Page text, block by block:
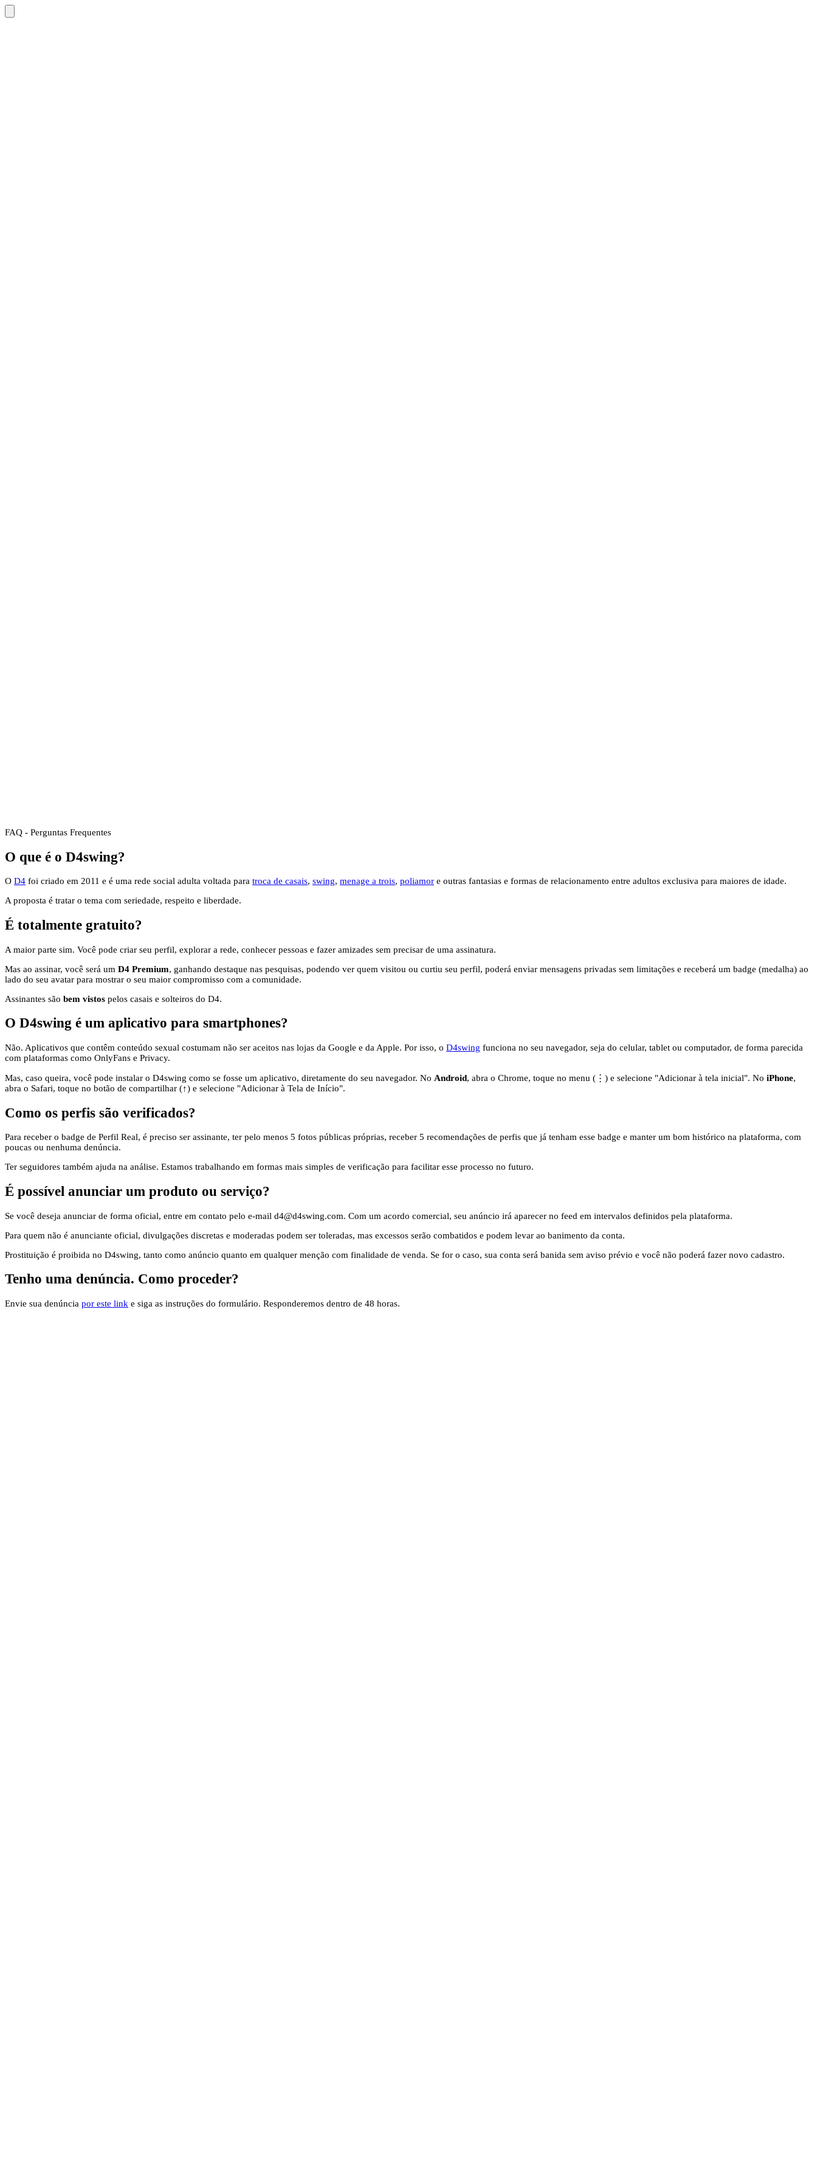
FAQ - Perguntas Frequentes
O que é o D4swing?
O D4 foi criado em 2011 e é uma rede social adulta voltada para troca de casais, swing, menage a trois, poliamor e outras fantasias e formas de relacionamento entre adultos exclusiva para maiores de idade.
A proposta é tratar o tema com seriedade, respeito e liberdade.
É totalmente gratuito?
A maior parte sim. Você pode criar seu perfil, explorar a rede, conhecer pessoas e fazer amizades sem precisar de uma assinatura.
Mas ao assinar, você será um D4 Premium, ganhando destaque nas pesquisas, podendo ver quem visitou ou curtiu seu perfil, poderá enviar mensagens privadas sem limitações e receberá um badge (medalha) ao
lado do seu avatar para mostrar o seu maior compromisso com a comunidade.
Assinantes são bem vistos pelos casais e solteiros do D4.
O D4swing é um aplicativo para smartphones?
Não. Aplicativos que contêm conteúdo sexual costumam não ser aceitos nas lojas da Google e da Apple. Por isso, o D4swing funciona no seu navegador, seja do celular, tablet ou computador, de forma parecida
com plataformas como OnlyFans e Privacy.
Mas, caso queira, você pode instalar o D4swing como se fosse um aplicativo, diretamente do seu navegador. No Android, abra o Chrome, toque no menu (⋮) e selecione "Adicionar à tela inicial". No iPhone,
abra o Safari, toque no botão de compartilhar (↑) e selecione "Adicionar à Tela de Início".
Como os perfis são verificados?
Para receber o badge de Perfil Real, é preciso ser assinante, ter pelo menos 5 fotos públicas próprias, receber 5 recomendações de perfis que já tenham esse badge e manter um bom histórico na plataforma, com
poucas ou nenhuma denúncia.
Ter seguidores também ajuda na análise. Estamos trabalhando em formas mais simples de verificação para facilitar esse processo no futuro.
É possível anunciar um produto ou serviço?
Se você deseja anunciar de forma oficial, entre em contato pelo e-mail d4@d4swing.com. Com um acordo comercial, seu anúncio irá aparecer no feed em intervalos definidos pela plataforma.
Para quem não é anunciante oficial, divulgações discretas e moderadas podem ser toleradas, mas excessos serão combatidos e podem levar ao banimento da conta.
Prostituição é proibida no D4swing, tanto como anúncio quanto em qualquer menção com finalidade de venda. Se for o caso, sua conta será banida sem aviso prévio e você não poderá fazer novo cadastro.
Tenho uma denúncia. Como proceder?
Envie sua denúncia por este link e siga as instruções do formulário. Responderemos dentro de 48 horas.